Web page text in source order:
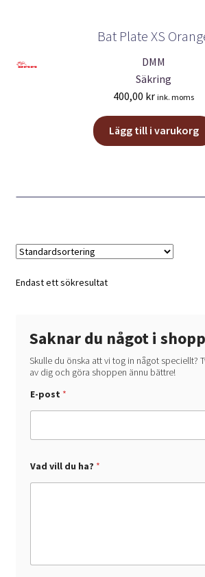
Bat Plate XS
DMM
Säkring
400,00 kr ink. moms
Lägg till i varukorg
Endast ett sökresultat
Saknar du något i
Skulle du önska att vi tog in något speciellt?
av dig och göra shoppen ännu bättre!
E-post *
-Vad vill du ha? *